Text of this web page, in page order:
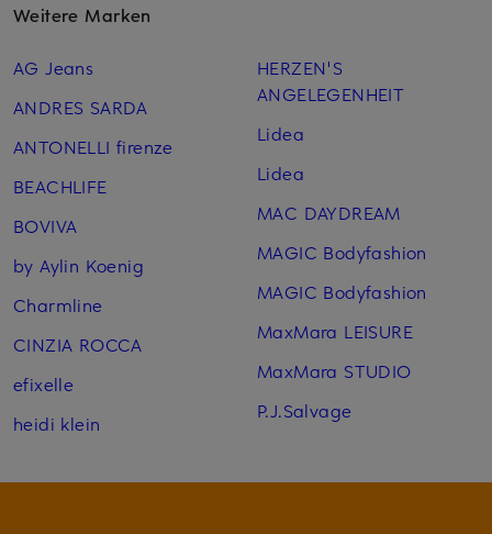
Weitere Marken
AG Jeans
ANDRES SARDA
ANTONELLI firenze
BEACHLIFE
BOVIVA
by Aylin Koenig
Charmline
CINZIA ROCCA
efixelle
heidi klein
HERZEN'S
ANGELEGENHEIT
Lidea
Lidea
MAC DAYDREAM
MAGIC Bodyfashion
MAGIC Bodyfashion
MaxMara LEISURE
MaxMara STUDIO
P.J.Salvage